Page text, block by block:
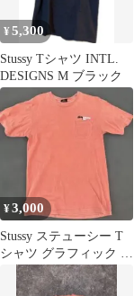
¥5,300
Stussy Tシャツ INTL.
DESIGNS M ブラック
¥3,000
Stussy ステューシー T
シャツ グラフィック 半
袖 ストリート 古着